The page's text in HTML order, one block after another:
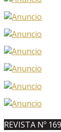
REVISTA Nº